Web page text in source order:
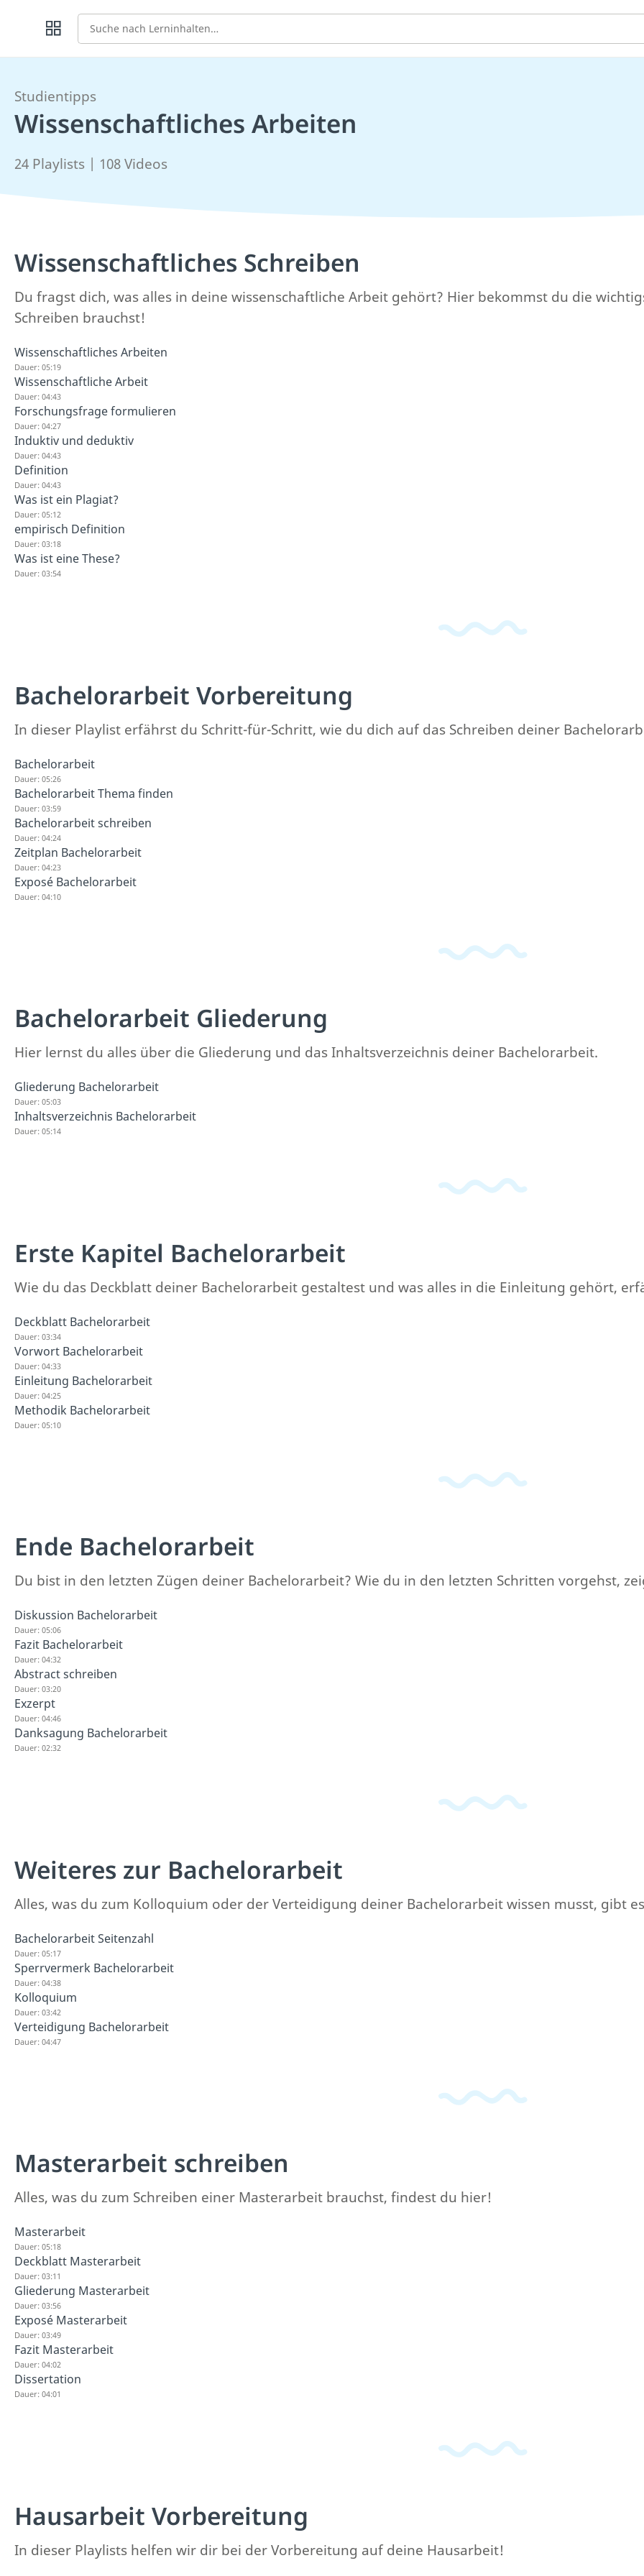
Suche
Studientipps
Wissenschaftliches Arbeiten
24 Playlists | 108 Videos
Wissenschaftliches Schreiben
Du fragst dich, was alles in deine wissenschaftliche Arbeit gehört? Hier bekommst du die
Schreiben brauchst!
Wissenschaftliches Arbeiten
Dauer: 05:19
Wissenschaftliche Arbeit
Dauer: 04:43
Forschungsfrage formulieren
Dauer: 04:27
Induktiv und deduktiv
Dauer: 04:43
Definition
Dauer: 04:43
Was ist ein Plagiat?
Dauer: 05:12
empirisch Definition
Dauer: 03:18
Was ist eine These?
Dauer: 03:54
Bachelorarbeit Vorbereitung
In dieser Playlist erfährst du Schritt-für-Schritt, wie du dich auf das Schreiben deiner
Bachelorarbeit
Dauer: 05:26
Bachelorarbeit Thema finden
Dauer: 03:59
Bachelorarbeit schreiben
Dauer: 04:24
Zeitplan Bachelorarbeit
Dauer: 04:23
Exposé Bachelorarbeit
Dauer: 04:10
Bachelorarbeit Gliederung
Hier lernst du alles über die Gliederung und das Inhaltsverzeichnis deiner Bachelorarbeit.
Gliederung Bachelorarbeit
Dauer: 05:03
Inhaltsverzeichnis Bachelorarbeit
Dauer: 05:14
Erste Kapitel Bachelorarbeit
Wie du das Deckblatt deiner Bachelorarbeit gestaltest und was alles in die Einleitung gehört,
Deckblatt Bachelorarbeit
Dauer: 03:34
Vorwort Bachelorarbeit
Dauer: 04:33
Einleitung Bachelorarbeit
Dauer: 04:25
Methodik Bachelorarbeit
Dauer: 05:10
Ende Bachelorarbeit
Du bist in den letzten Zügen deiner Bachelorarbeit? Wie du in den letzten Schritten vorgehst,
Diskussion Bachelorarbeit
Dauer: 05:06
Fazit Bachelorarbeit
Dauer: 04:32
Abstract schreiben
Dauer: 03:20
Exzerpt
Dauer: 04:46
Danksagung Bachelorarbeit
Dauer: 02:32
Weiteres zur Bachelorarbeit
Alles, was du zum Kolloquium oder der Verteidigung deiner Bachelorarbeit wissen musst, gibt
Bachelorarbeit Seitenzahl
Dauer: 05:17
Sperrvermerk Bachelorarbeit
Dauer: 04:38
Kolloquium
Dauer: 03:42
Verteidigung Bachelorarbeit
Dauer: 04:47
Masterarbeit schreiben
Alles, was du zum Schreiben einer Masterarbeit brauchst, findest du hier!
Masterarbeit
Dauer: 05:18
Deckblatt Masterarbeit
Dauer: 03:11
Gliederung Masterarbeit
Dauer: 03:56
Exposé Masterarbeit
Dauer: 03:49
Fazit Masterarbeit
Dauer: 04:02
Dissertation
Dauer: 04:01
Hausarbeit Vorbereitung
In dieser Playlists helfen wir dir bei der Vorbereitung auf deine Hausarbeit!